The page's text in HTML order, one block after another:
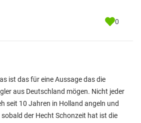
0
ist das für eine Aussage das die
aus Deutschland mögen. Nicht jeder
seit 10 Jahren in Holland angeln und
der Hecht Schonzeit hat ist die